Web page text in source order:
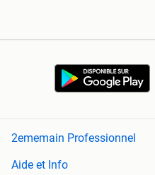
2ememain Professionnel
Aide et Info